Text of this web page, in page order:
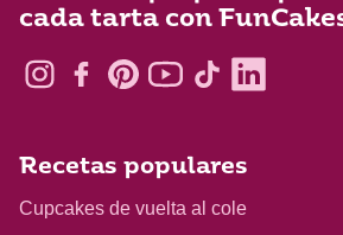
cada tarta con
Recetas populares
Cupcakes de vuelta al cole